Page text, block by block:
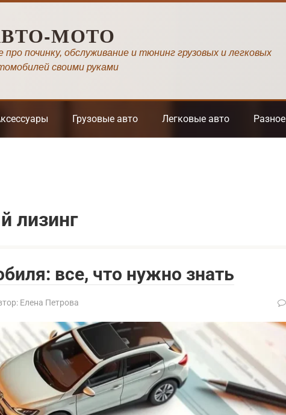
МОТО
про починку, обслуживание и тюнинг грузовых и легковых
своими руками
Грузовые авто Легковые авто Разное
лизинг
все, что нужно знать
Елена Петрова